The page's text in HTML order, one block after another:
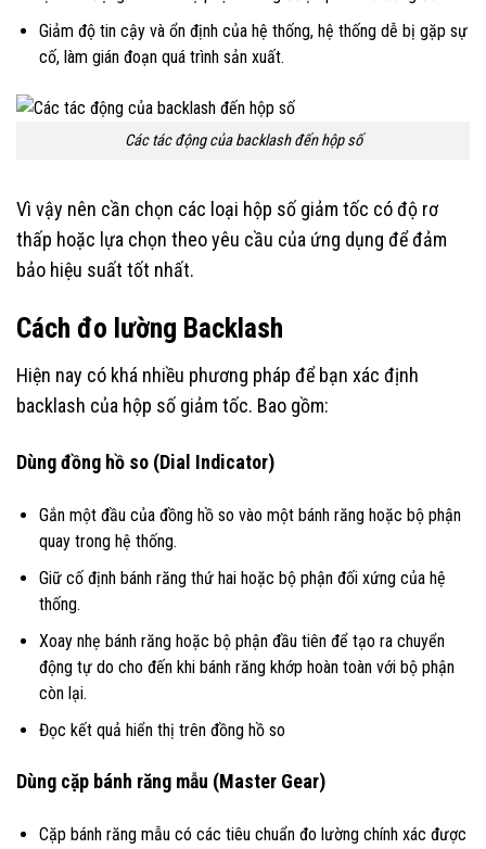
Giảm độ tin cậy và ổn định của hệ thống, hệ thống dễ bị gặp sự
cố, làm gián đoạn quá trình sản xuất.
Các tác động của backlash đến hộp số
Vì vậy nên cần chọn các loại hộp số giảm tốc có độ rơ
thấp hoặc lựa chọn theo yêu cầu của ứng dụng để đảm
bảo hiệu suất tốt nhất.
Cách đo lường Backlash
Hiện nay có khá nhiều phương pháp để bạn xác định
backlash của hộp số giảm tốc. Bao gồm:
Dùng đồng hồ so (Dial Indicator)
Gắn một đầu của đồng hồ so vào một bánh răng hoặc bộ phận
quay trong hệ thống.
Giữ cố định bánh răng thứ hai hoặc bộ phận đối xứng của hệ
thống.
Xoay nhẹ bánh răng hoặc bộ phận đầu tiên để tạo ra chuyển
động tự do cho đến khi bánh răng khớp hoàn toàn với bộ phận
còn lại.
Đọc kết quả hiển thị trên đồng hồ so
Dùng cặp bánh răng mẫu (Master Gear)
Cặp bánh răng mẫu có các tiêu chuẩn đo lường chính xác được